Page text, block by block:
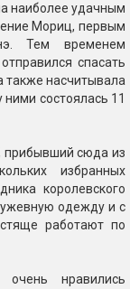
наиболее удачным
Мориц, первым
Тем временем
спасать
также насчитывала
состоялась 11
прибывший сюда из
избранных
королевского
одежду и с
работают по
нравились